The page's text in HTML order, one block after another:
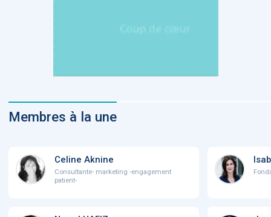
Membres à la une
Celine Aknine
Consultante- marketing -engagement
patient-